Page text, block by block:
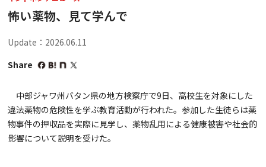
怖い薬物、見て学んで
Update：2026.06.11
Share
中部ジャワ州バタン県の地方検察庁で9日、高校生を対象にした
違法薬物の危険性を学ぶ教育活動が行われた。参加した生徒らは薬
物事件の押収品を実際に見学し、薬物乱用による健康被害や社会的
影響について説明を受けた。